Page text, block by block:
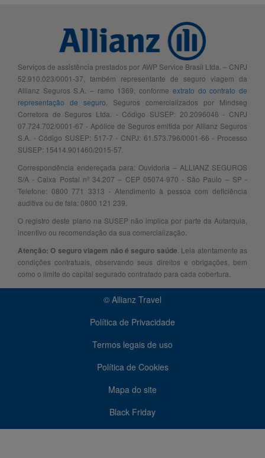
Serviços de assistência prestados por AWP Service Brasil Ltda. – CNPJ
52.910.023/0001-37, também representante de seguro viagem da
Allianz Seguros S.A. – ramo 1369, conforme extrato do contrato de
representação de seguro . Seguros comercializados por Mindseg
Corretora de Seguros Ltda. - Código SUSEP: 20.2096046 - CNPJ
07.724.702/0001-67 - Apólice de Seguros emitida por Allianz Seguros
S.A. - Código SUSEP: 517-7 - CNPJ: 61.573.796/0001-66 - Processo
SUSEP: 15414.901460/2015-57.
Correspondência endereçada para: Ouvidoria – ALLIANZ SEGUROS
S/A - Caixa Postal nº 34.207 – CEP 05074-970 - São Paulo – SP -
Telefone: 0800 771 3313 - Atendimento à pessoa com deficiência
auditiva ou de fala: 0800 121 239.
O registro deste plano na SUSEP não implica por parte da Autarquia,
incentivo ou recomendação da sua comercialização.
Atenção: O seguro viagem não é seguro saúde . Leia atentamente as
condições contratuais, observando seus direitos e obrigações, bem
como o limite do capital segurado contratado para cada cobertura.
© Allianz Travel
Política de Privacidade
Termos legais de uso
Política de Cookies
Mapa do site
Black Friday